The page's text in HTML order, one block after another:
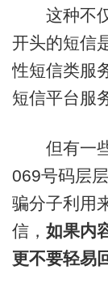
这种不仅
开头的短信
性短信类服
短信平台服
但有一些
069号码层
骗分子利用
信， 如果内
更不要轻易